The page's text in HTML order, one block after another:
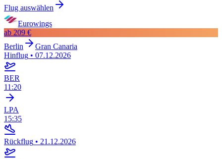
Flug auswählen
Eurowings
ab 209 €
Berlin
Gran Canaria
Hinflug • 07.12.2026
BER
11:20
LPA
15:35
Rückflug • 21.12.2026